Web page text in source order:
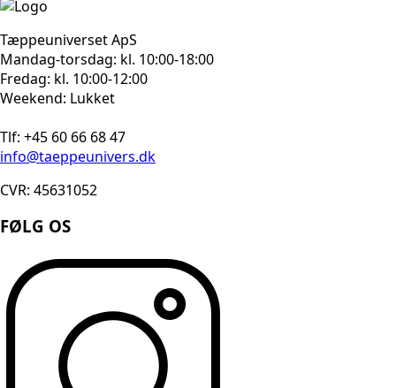
Tæppeuniverset ApS
Mandag-torsdag: kl. 10:00-18:00
Fredag: kl. 10:00-12:00
Weekend: Lukket
Tlf: +45 60 66 68 47
info@taeppeunivers.dk
CVR: 45631052
FØLG OS